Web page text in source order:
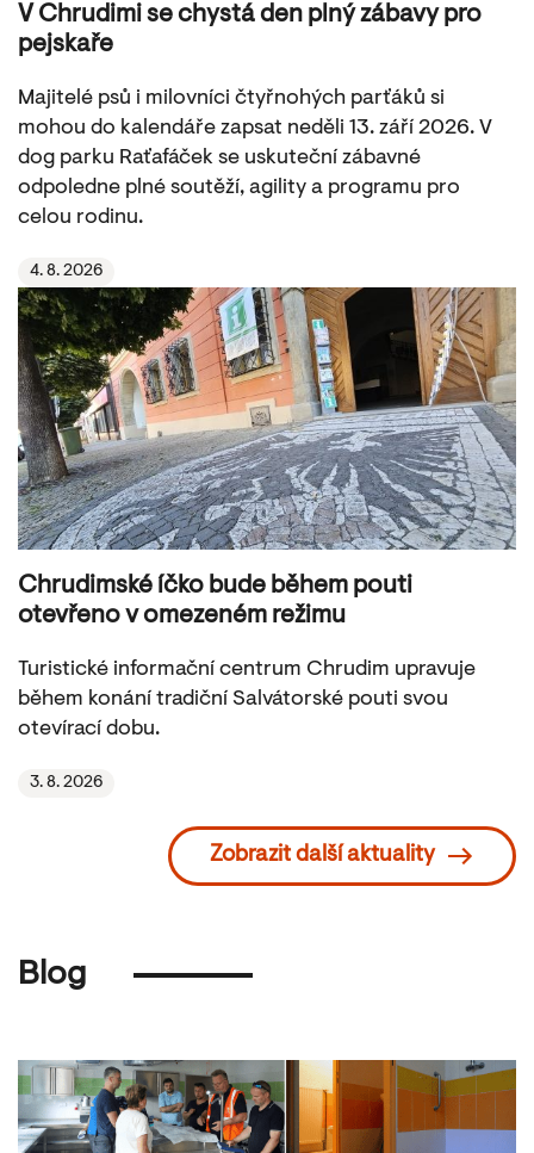
V Chrudimi se chystá den plný zábavy pro
pejskaře
Majitelé psů i milovníci čtyřnohých parťáků si
mohou do kalendáře zapsat neděli 13. září 2026. V
dog parku Raťafáček se uskuteční zábavné
odpoledne plné soutěží, agility a programu pro
celou rodinu.
4. 8. 2026
Chrudimské íčko bude během pouti
otevřeno v omezeném režimu
Turistické informační centrum Chrudim upravuje
během konání tradiční Salvátorské pouti svou
otevírací dobu.
3. 8. 2026
Zobrazit další aktuality
Blog